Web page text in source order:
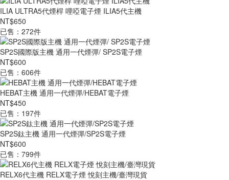
ILIA ULTRA5代煙桿 哩啞電子煙 ILIA5代主機
NT$650
已售：272件
SP2S國際版主機 通用一代煙彈/ SP2S電子煙
NT$600
已售：606件
HEBAT主機 通用一代煙彈/HEBAT電子煙
NT$450
已售：197件
SP2S鈦主機 通用一代煙彈/SP2S電子煙
NT$600
已售：799件
RELX6代主機 RELX電子煙 悅刻主機/臺灣現貨